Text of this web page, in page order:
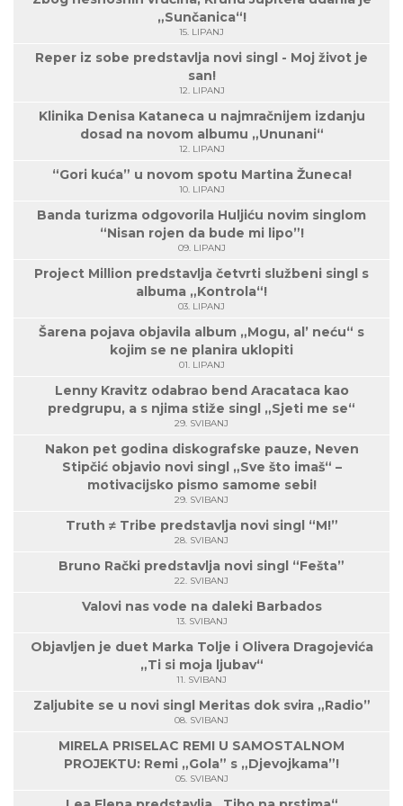
„Sunčanica“!
15. LIPANJ
Reper iz sobe predstavlja novi singl - Moj život je
san!
12. LIPANJ
Klinika Denisa Kataneca u najmračnijem izdanju
dosad na novom albumu „Ununani“
12. LIPANJ
“Gori kuća” u novom spotu Martina Žuneca!
10. LIPANJ
Banda turizma odgovorila Huljiću novim singlom
“Nisan rojen da bude mi lipo”!
09. LIPANJ
Project Million predstavlja četvrti službeni singl s
albuma „Kontrola“!
03. LIPANJ
Šarena pojava objavila album „Mogu, al’ neću“ s
kojim se ne planira uklopiti
01. LIPANJ
Lenny Kravitz odabrao bend Aracataca kao
predgrupu, a s njima stiže singl „Sjeti me se“
29. SVIBANJ
Nakon pet godina diskografske pauze, Neven
Stipčić objavio novi singl „Sve što imaš“ –
motivacijsko pismo samome sebi!
29. SVIBANJ
Truth ≠ Tribe predstavlja novi singl “M!”
28. SVIBANJ
Bruno Rački predstavlja novi singl “Fešta”
22. SVIBANJ
Valovi nas vode na daleki Barbados
13. SVIBANJ
Objavljen je duet Marka Tolje i Olivera Dragojevića
„Ti si moja ljubav“
11. SVIBANJ
Zaljubite se u novi singl Meritas dok svira „Radio”
08. SVIBANJ
MIRELA PRISELAC REMI U SAMOSTALNOM
PROJEKTU: Remi „Gola” s „Djevojkama”!
05. SVIBANJ